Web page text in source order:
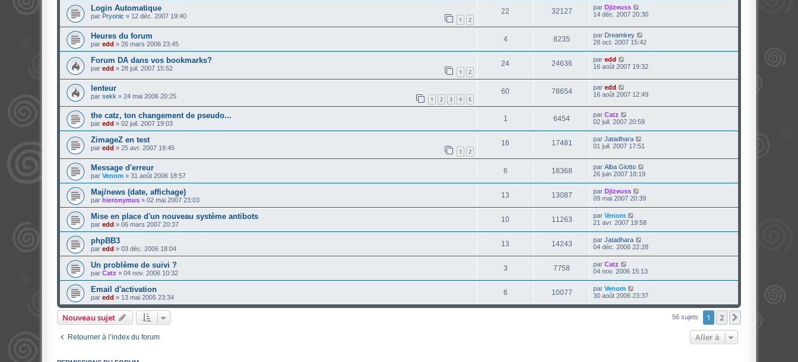
Login Automatique
par Pryonic » 12 déc. 2007 19:40 1 2
22 32127 par Djizeuss
14 déc. 2007 20:30
Heures du forum
par edd » 26 mars 2006 23:45
4 8235 par Dreamkey
28 oct. 2007 15:42
Forum DA dans vos bookmarks?
par edd » 28 juil. 2007 15:52 1 2
24 24636 par edd
16 août 2007 19:32
lenteur
par sekk » 24 mai 2006 20:25 1 2 3 4 5
60 78654 par edd
16 août 2007 12:49
the catz, ton changement de pseudo...
par edd » 02 juil. 2007 19:03
1 6454 par Catz
02 juil. 2007 20:59
ZimageZ en test
par edd » 25 avr. 2007 19:45 1 2
16 17481 par Jatadhara
01 juil. 2007 17:51
Message d'erreur
par Venom » 31 août 2006 18:57
6 18368 par Alba Giotto
26 juin 2007 18:19
Maj/news (date, affichage)
par hieronymus » 02 mai 2007 23:03
13 13087 par Djizeuss
09 mai 2007 20:39
Mise en place d'un nouveau système antibots
par edd » 06 mars 2007 20:37
10 11263 par Venom
21 avr. 2007 19:58
phpBB3
par edd » 03 déc. 2006 18:04
13 14243 par Jatadhara
04 déc. 2006 22:28
Un problème de suivi ?
par Catz » 04 nov. 2006 10:32
3 7758 par Catz
04 nov. 2006 15:13
Email d'activation
par edd » 13 mai 2005 23:34
6 10077 par Venom
30 août 2006 23:37
Nouveau sujet 56 sujets 1 2
Retourner à l’index du forum Aller à